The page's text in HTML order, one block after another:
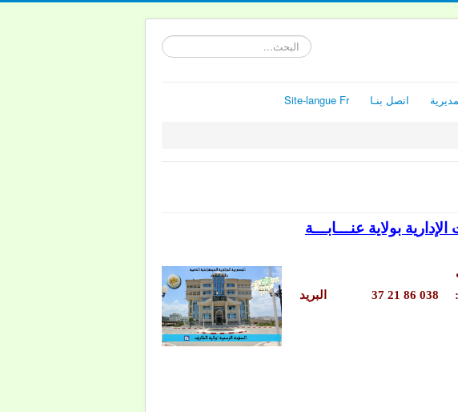
البحث...
اتصل بنـا Site-langue Fr
بولاية عنـــابـــة
038 86 21 37
البريد